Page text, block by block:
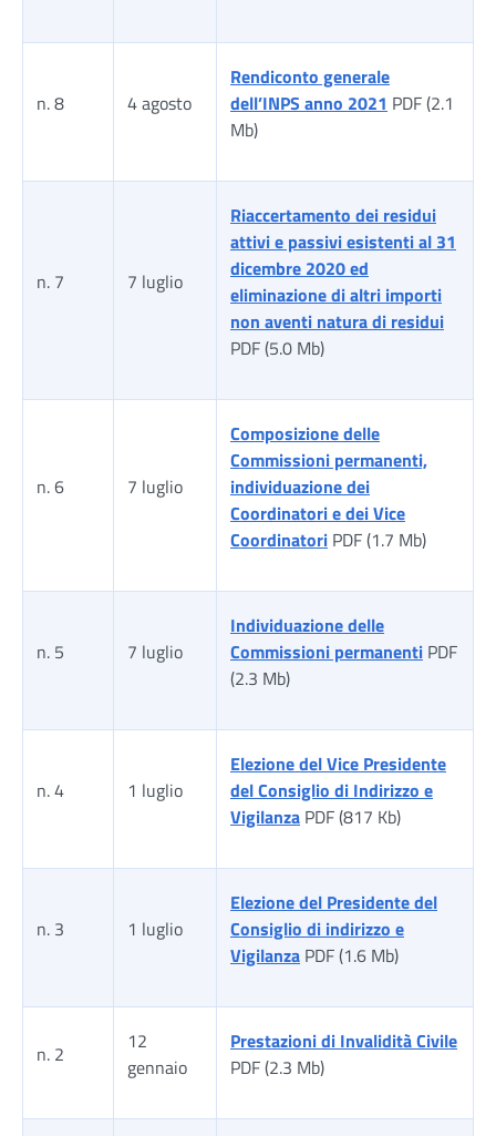
n. 8 4 agosto
Rendiconto generale
dell’INPS anno 2021 PDF (2.1
Mb)
n. 7 7 luglio
Riaccertamento dei residui
attivi e passivi esistenti al 31
dicembre 2020 ed
eliminazione di altri importi
non aventi natura di residui
PDF (5.0 Mb)
n. 6 7 luglio
Composizione delle
Commissioni permanenti,
individuazione dei
Coordinatori e dei Vice
Coordinatori PDF (1.7 Mb)
n. 5 7 luglio
Individuazione delle
Commissioni permanenti PDF
(2.3 Mb)
n. 4 1 luglio
Elezione del Vice Presidente
del Consiglio di Indirizzo e
Vigilanza PDF (817 Kb)
n. 3 1 luglio
Elezione del Presidente del
Consiglio di indirizzo e
Vigilanza PDF (1.6 Mb)
n. 2
12
gennaio
Prestazioni di Invalidità Civile
PDF (2.3 Mb)